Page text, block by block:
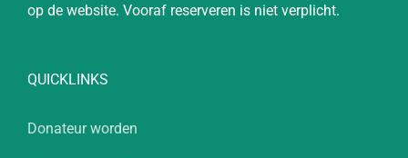
op de website. Vooraf reserveren is niet verplicht.
QUICKLINKS
Donateur worden